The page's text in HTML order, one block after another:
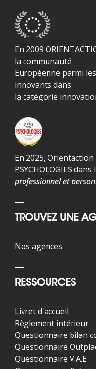
En 2009
la communauté
Européenne parmi
innovants dans
la catégorie
En 2025,
PSYCHOLOGIES
professionnel et
TROUVEZ UNE
Nos agences
RESSOURCES
Livret d'accueil
Règlement intérieur
Questionnaire bilan
Questionnaire
Questionnaire V.A.E